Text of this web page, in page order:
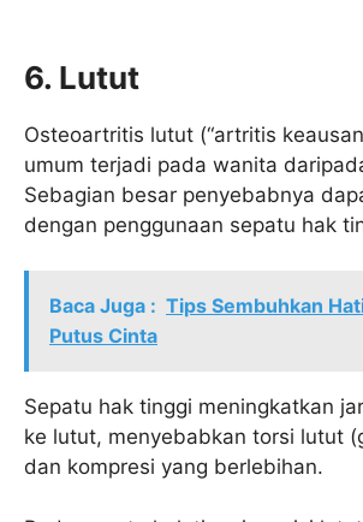
6. Lutut
Osteoartritis lutut (“artritis
umum terjadi pada wanita
Sebagian besar penyebabnya
dengan penggunaan sepatu hak
Baca Juga : Tips Sembuhkan
Putus Cinta
Sepatu hak tinggi meningkatkan
ke lutut, menyebabkan torsi lutut
dan kompresi yang berlebihan.